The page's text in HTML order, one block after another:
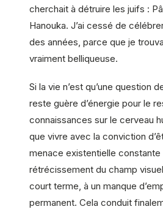
cherchait à détruire les juifs :
Hanouka. J’ai cessé de
des années, parce que je
vraiment belliqueuse.
Si la vie n’est qu’une question
reste guère d’énergie pour le
connaissances sur le cerveau
que vivre avec la conviction
menace existentielle constante
rétrécissement du champ
court terme, à un manque
permanent. Cela conduit